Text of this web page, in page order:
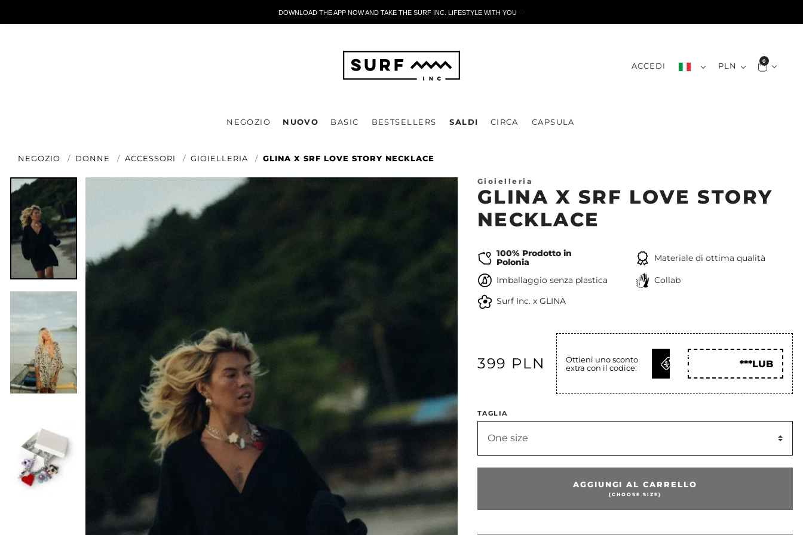
DOWNLOAD THE APP NOW AND TAKE THE SURF INC. LIFESTYLE WITH YOU🤍
ACCEDI PLN 0
NEGOZIO NUOVO BASIC BESTSELLERS SALDI CIRCA CAPSULA
NEGOZIO DONNE ACCESSORI GIOIELLERIA GLINA X SRF LOVE STORY NECKLACE
Gioielleria
GLINA X SRF LOVE STORY
NECKLACE
100% Prodotto in
Polonia
Materiale di ottima qualità
Imballaggio senza plastica
Collab
Surf Inc. x GLINA
399 PLN
Ottieni uno sconto
extra con il codice:
OTTIENI
COD
***LUB
TAGLIA
One size
AGGIUNGI AL CARRELLO
(CHOOSE SIZE)